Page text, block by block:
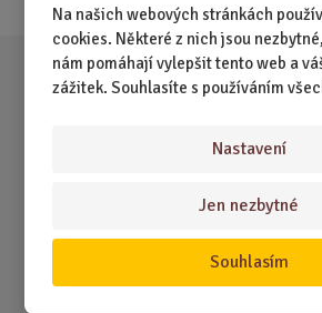
Na našich webových stránkách
cookies. Některé z nich jsou
nám pomáhají vylepšit tento web a
zážitek. Souhlasíte s používáním
Nastavení
Jen nezbytné
Souhlasím